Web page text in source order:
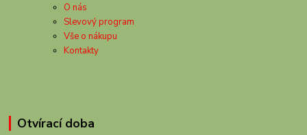
O nás
Slevový program
Vše o nákupu
Kontakty
Otvírací doba